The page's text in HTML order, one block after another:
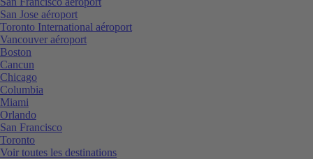
San Jose aéroport
Toronto International aéroport
Vancouver aéroport
Boston
Cancun
Chicago
Columbia
Miami
Orlando
San Francisco
Toronto
Voir toutes les destinations